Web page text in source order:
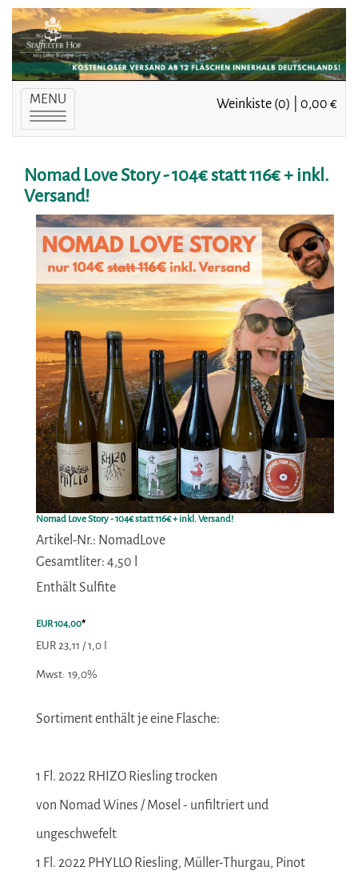
MENU
Toggle
navigation
Weinkiste (0) | 0,00 €
Nomad Love Story - 104€ statt 116€ + inkl.
Versand!
Nomad Love Story - 104€ statt 116€ + inkl. Versand!
Artikel-Nr.: NomadLove
Gesamtliter: 4,50 l
Enthält Sulfite
EUR 104,00*
EUR 23,11 / 1,0 l
Mwst: 19,0%
Sortiment enthält je eine Flasche:
1 Fl. 2022 RHIZO Riesling trocken
von Nomad Wines / Mosel - unfiltriert und
ungeschwefelt
1 Fl. 2022 PHYLLO Riesling, Müller-Thurgau, Pinot